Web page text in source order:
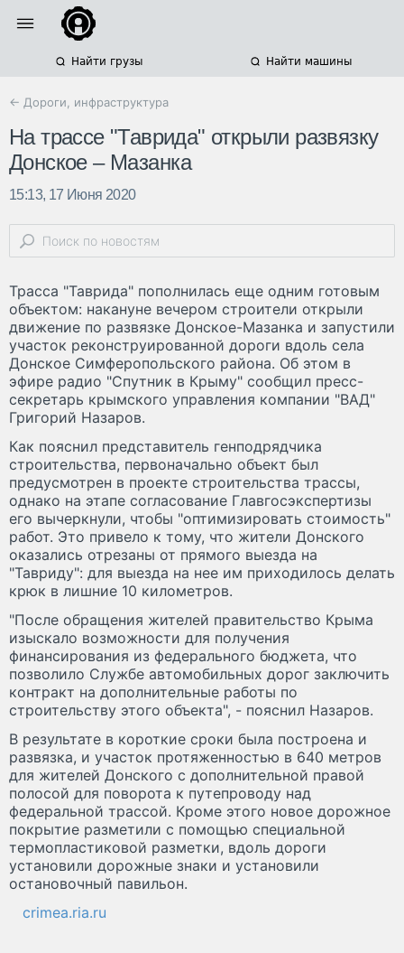
Найти грузы Найти машины
← Дороги, инфраструктура
На трассе "Таврида" открыли развязку
Донское – Мазанка
15:13, 17 Июня 2020
Трасса "Таврида" пополнилась еще одним готовым
объектом: накануне вечером строители открыли
движение по развязке Донское-Мазанка и запустили
участок реконструированной дороги вдоль села
Донское Симферопольского района. Об этом в
эфире радио "Спутник в Крыму" сообщил пресс-
секретарь крымского управления компании "ВАД"
Григорий Назаров.
Как пояснил представитель генподрядчика
строительства, первоначально объект был
предусмотрен в проекте строительства трассы,
однако на этапе согласование Главгосэкспертизы
его вычеркнули, чтобы "оптимизировать стоимость"
работ. Это привело к тому, что жители Донского
оказались отрезаны от прямого выезда на
"Тавриду": для выезда на нее им приходилось делать
крюк в лишние 10 километров.
"После обращения жителей правительство Крыма
изыскало возможности для получения
финансирования из федерального бюджета, что
позволило Службе автомобильных дорог заключить
контракт на дополнительные работы по
строительству этого объекта", - пояснил Назаров.
В результате в короткие сроки была построена и
развязка, и участок протяженностью в 640 метров
для жителей Донского с дополнительной правой
полосой для поворота к путепроводу над
федеральной трассой. Кроме этого новое дорожное
покрытие разметили с помощью специальной
термопластиковой разметки, вдоль дороги
установили дорожные знаки и установили
остановочный павильон.
crimea.ria.ru